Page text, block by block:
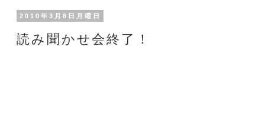
2010年3月8日月曜日
読み聞かせ会終了！